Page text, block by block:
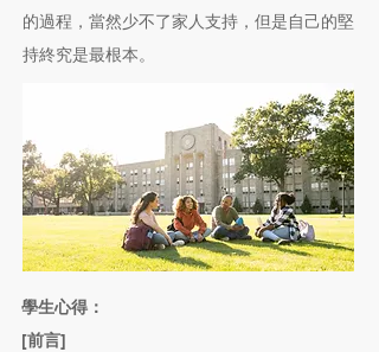
的過程，當然少不了家人支持，但是自己的堅
持終究是最根本。
學生心得：
[前言]